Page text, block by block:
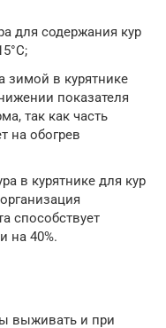
для содержания кур
зимой в курятнике
показателя
так как часть
на обогрев
в курятнике для кур
способствует
на 40%.
выживать и при